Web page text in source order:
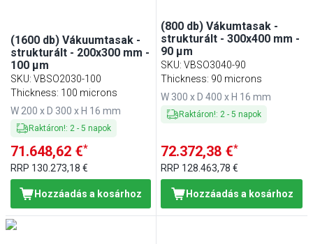
(1600 db) Vákuumtasak -
strukturált - 200x300 mm -
100 µm
SKU: VBSO2030-100
Thickness: 100 microns
W 200 x D 300 x H 16 mm
Raktáron!: 2- 5 napok
71.648,62 €*
RRP 130.273,18 €
Hozzáadás a kosárhoz
(800 db) Vákumtasak -
strukturált - 300x400 mm -
90 µm
SKU:VBSO3040-90
Thickness: 90 microns
W 300 x D 400 x H 16 mm
Raktáron!: 2 -5 napok
72.372,38 €*
RRP 128.463,78 €
Hozzáadás a kosárhoz